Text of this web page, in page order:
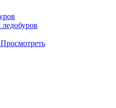
Просмотреть